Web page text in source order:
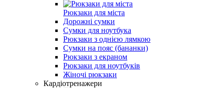
Рюкзаки для міста
Дорожні сумки
Сумки для ноутбука
Рюкзаки з однією лямкою
Сумки на пояс (бананки)
Рюкзаки з екраном
Рюкзаки для ноутбуків
Жіночі рюкзаки
Кардіотренажери